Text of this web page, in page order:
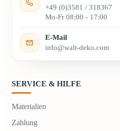
+49 (0)3581 / 318367
Mo-Fr 08:00 - 17:00
E-Mail
info@walt-deko.com
SERVICE & HILFE
Materialien
Zahlung